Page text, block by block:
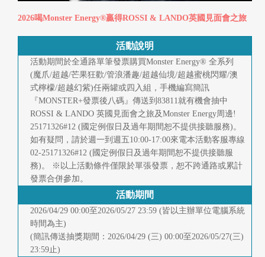
2026喝Monster Energy®贏得ROSSI & LANDO英國見面會之旅
活動說明
活動期間於全通路單筆發票購買Monster Energy® 全系列
(魔爪/超越/芒果狂歡/管浪潘趣/超越仙境/超越蜜桃閃耀/澳
式檸檬/超越幻紫)任兩罐或四入組，手機編寫簡訊
『MONSTER+發票後八碼』傳送到83811就有機會抽中
ROSSI & LANDO 英國見面會之旅及Monster Energy周邊!
25171326#12 (國定例假日及過年期間恕不提供接聽服務)。
如有疑問，請於週一到週五10:00-17:00來電本活動客服專線
02-25171326#12 (國定例假日及過年期間恕不提供接聽服
務)。 ※以上活動條件僅限於單張發票，恕不跨通路或累計
發票合併參加。
活動期間
2026/04/29 00:00至2026/05/27 23:59 (皆以主辦單位電腦系統
時間為主)
(簡訊傳送抽獎期間：2026/04/29 (三) 00:00至2026/05/27(三)
23:59止)